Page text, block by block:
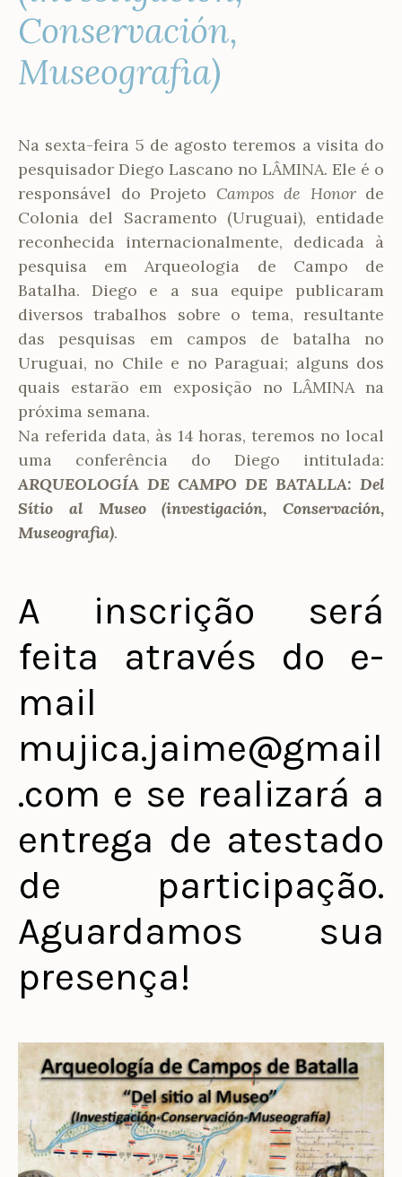
Conservación,
Museografia)
Na sexta-feira 5 de agosto teremos a visita do
pesquisador Diego Lascano no LÂMINA. Ele é o
responsável do Projeto Campos de Honorde
Colonia del Sacramento (Uruguai), entidade
reconhecida internacionalmente, dedicada à
pesquisa em Arqueologia de Campo de
Batalha. Diego e a sua equipe publicaram
diversos trabalhos sobre o tema, resultante
das pesquisas em campos de batalha no
Uruguai, no Chile e no Paraguai; alguns dos
quais estarão em exposição no LÂMINA na
próxima semana.
Na referida data, às 14 horas, teremos no local
uma conferência do Diego intitulada:
ARQUEOLOGÍA DE CAMPO DE BATALLA: Del
Sítio al Museo (investigación, Conservación,
Museografia).
A inscrição será
feita através do e-
mail
mujica.jaime@gmail
.com e se realizará a
entrega de atestado
de participação.
Aguardamos sua
presença!